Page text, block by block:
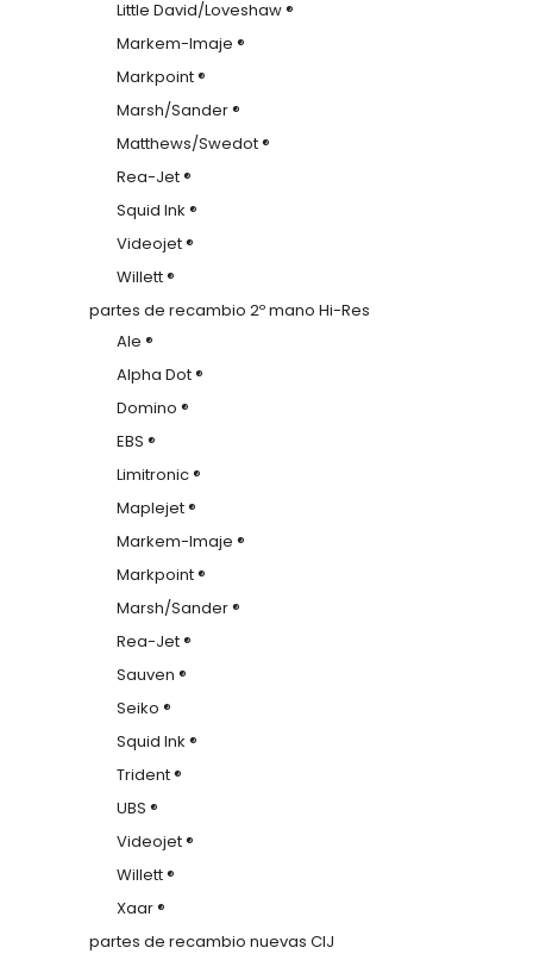
Little David/Loveshaw ®
Markem-Imaje ®
Markpoint ®
Marsh/Sander ®
Matthews/Swedot ®
Rea-Jet ®
Squid Ink ®
Videojet ®
Willett ®
partes de recambio 2º mano Hi-Res
Ale ®
Alpha Dot ®
Domino ®
EBS ®
Limitronic ®
Maplejet ®
Markem-Imaje ®
Markpoint ®
Marsh/Sander ®
Rea-Jet ®
Sauven ®
Seiko ®
Squid Ink ®
Trident ®
UBS ®
Videojet ®
Willett ®
Xaar ®
partes de recambio nuevas CIJ